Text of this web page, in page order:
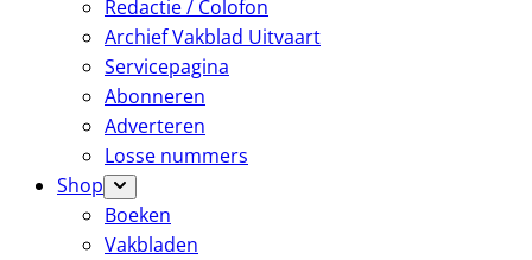
Redactie / Colofon
Archief Vakblad Uitvaart
Servicepagina
Abonneren
Adverteren
Losse nummers
Shop
Boeken
Vakbladen